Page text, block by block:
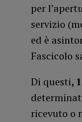
per
servizio
ed è
Fascicolo
Di questi,
ricevuto o